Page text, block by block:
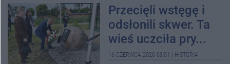
Przecięli wstęgę i
odsłonili skwer. Ta
wieś uczciła pry...
16 CZERWCA 2026 08:01 | HISTORIA